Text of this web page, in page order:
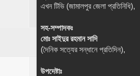
এখন টিভি (জামালপুর জেলা প্রতিনিধি),
সহ-সম্পাদকঃ
মোঃ সাইদুর রহমান সাদি
(দৈনিক সত্যের সন্ধানে প্রতিদিন),
উপদেষ্টাঃ